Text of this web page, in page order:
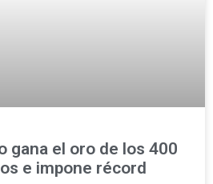
gana el oro de los 400
e impone récord